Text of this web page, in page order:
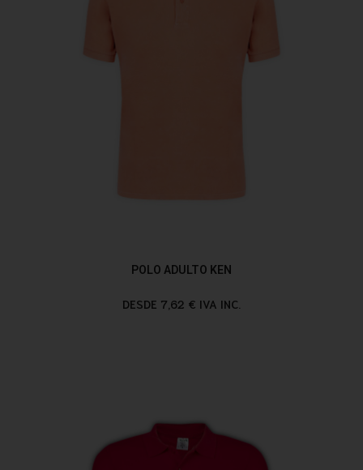
POLO ADULTO KEN
DESDE 7,62 € IVA INC.